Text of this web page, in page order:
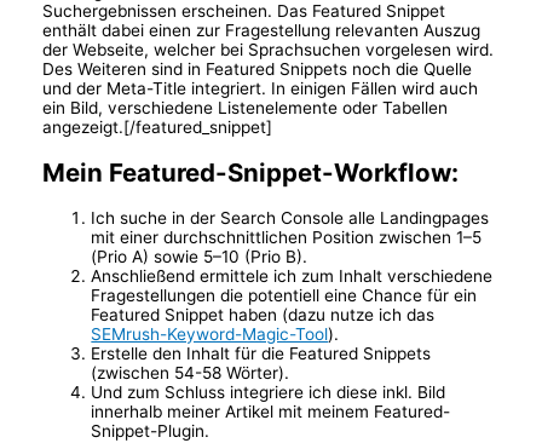
Suchergebnissen erscheinen. Das Featured Snippet
enthält dabei einen zur Fragestellung relevanten Auszug
der Webseite, welcher bei Sprachsuchen vorgelesen wird.
Des Weiteren sind in Featured Snippets noch die Quelle
und der Meta-Title integriert. In einigen Fällen wird auch
ein Bild, verschiedene Listenelemente oder Tabellen
angezeigt.[/featured_snippet]
Mein Featured-Snippet-Workflow:
Ich suche in der Search Console alle Landingpages
mit einer durchschnittlichen Position zwischen 1–5
(Prio A) sowie 5–10 (Prio B).
Anschließend ermittele ich zum Inhalt verschiedene
Fragestellungen die potentiell eine Chance für ein
Featured Snippet haben (dazu nutze ich das
SEMrush-Keyword-Magic-Tool).
Erstelle den Inhalt für die Featured Snippets
(zwischen 54-58 Wörter).
Und zum Schluss integriere ich diese inkl. Bild
innerhalb meiner Artikel mit meinem Featured-
Snippet-Plugin.